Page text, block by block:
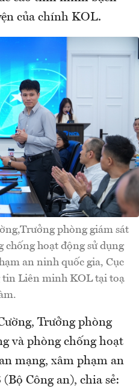
của chính KOL.
phòng giám sát
hoạt động sử dụng
an ninh quốc gia, Cục
tin Liên minh KOL tại toạ
Trưởng phòng
và phòng chống hoạt
mạng, xâm phạm an
Công an), chia sẻ: